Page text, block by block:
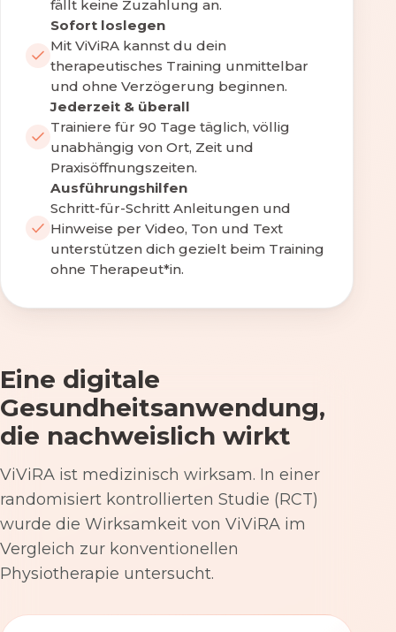
fällt keine Zuzahlung an.
Sofort loslegen
Mit ViViRA kannst du dein
therapeutisches Training unmittelbar
und ohne Verzögerung beginnen.
Jederzeit & überall
Trainiere für 90 Tage täglich, völlig
unabhängig von Ort, Zeit und
Praxisöffnungszeiten.
Ausführungshilfen
Schritt-für-Schritt Anleitungen und
Hinweise per Video, Ton und Text
unterstützen dich gezielt beim Training
ohne Therapeut*in.
Eine digitale
Gesundheitsanwendung,
die nachweislich wirkt
ViViRA ist medizinisch wirksam. In einer
randomisiert kontrollierten Studie (RCT)
wurde die Wirksamkeit von ViViRA im
Vergleich zur konventionellen
Physiotherapie untersucht.